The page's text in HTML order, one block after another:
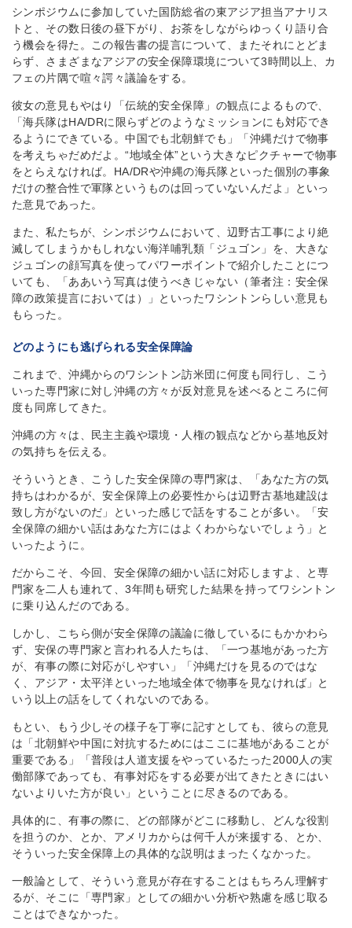
シンポジウムに参加していた国防総省の東アジア担当アナリス
トと、その数日後の昼下がり、お茶をしながらゆっくり語り合
う機会を得た。この報告書の提言について、またそれにとどま
らず、さまざまなアジアの安全保障環境について3時間以上、カ
フェの片隅で喧々諤々議論をする。
彼女の意見もやはり「伝統的安全保障」の観点によるもので、
「海兵隊はHA/DRに限らずどのようなミッションにも対応でき
るようにできている。中国でも北朝鮮でも」「沖縄だけで物事
を考えちゃだめだよ。“地域全体”という大きなピクチャーで物事
をとらえなければ。HA/DRや沖縄の海兵隊といった個別の事象
だけの整合性で軍隊というものは回っていないんだよ」といっ
た意見であった。
また、私たちが、シンポジウムにおいて、辺野古工事により絶
滅してしまうかもしれない海洋哺乳類「ジュゴン」を、大きな
ジュゴンの顔写真を使ってパワーポイントで紹介したことにつ
いても、「ああいう写真は使うべきじゃない（筆者注：安全保
障の政策提言においては）」といったワシントンらしい意見も
もらった。
どのようにも逃げられる安全保障論
これまで、沖縄からのワシントン訪米団に何度も同行し、こう
いった専門家に対し沖縄の方々が反対意見を述べるところに何
度も同席してきた。
沖縄の方々は、民主主義や環境・人権の観点などから基地反対
の気持ちを伝える。
そういうとき、こうした安全保障の専門家は、「あなた方の気
持ちはわかるが、安全保障上の必要性からは辺野古基地建設は
致し方がないのだ」といった感じで話をすることが多い。「安
全保障の細かい話はあなた方にはよくわからないでしょう」と
いったように。
だからこそ、今回、安全保障の細かい話に対応しますよ、と専
門家を二人も連れて、3年間も研究した結果を持ってワシントン
に乗り込んだのである。
しかし、こちら側が安全保障の議論に徹しているにもかかわら
ず、安保の専門家と言われる人たちは、「一つ基地があった方
が、有事の際に対応がしやすい」「沖縄だけを見るのではな
く、アジア・太平洋といった地域全体で物事を見なければ」と
いう以上の話をしてくれないのである。
もとい、もう少しその様子を丁寧に記すとしても、彼らの意見
は「北朝鮮や中国に対抗するためにはここに基地があることが
重要である」「普段は人道支援をやっているたった2000人の実
働部隊であっても、有事対応をする必要が出てきたときにはい
ないよりいた方が良い」ということに尽きるのである。
具体的に、有事の際に、どの部隊がどこに移動し、どんな役割
を担うのか、とか、アメリカからは何千人が来援する、とか、
そういった安全保障上の具体的な説明はまったくなかった。
一般論として、そういう意見が存在することはもちろん理解す
るが、そこに「専門家」としての細かい分析や熟慮を感じ取る
ことはできなかった。